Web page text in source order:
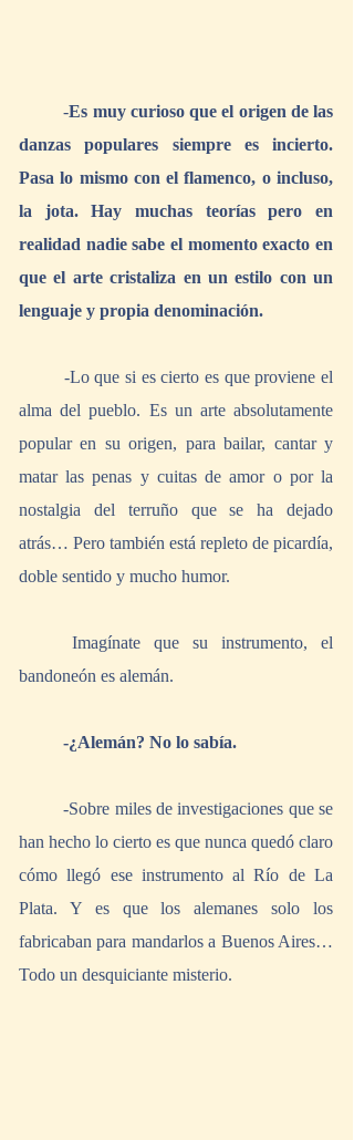
	-
Es muy curioso que el origen de las
danzas populares siempre es incierto.
Pasa lo mismo con el flamenco, o incluso,
la jota. Hay muchas teorías pero en
realidad nadie sabe el momento exacto en
que el arte cristaliza en un estilo con un
lenguaje y propia denominación.
alma del pueblo. Es un arte absolutamente
popular en su origen, para bailar, cantar y
matar las penas y cuitas de amor o por la
nostalgia del terruño que se ha dejado
atrás… Pero también está repleto de picardía,
doble sentido y mucho humor.
bandoneón es alemán.
-¿Alemán? No lo sabía.
	-Sobre miles de investigaciones que se
han hecho lo cierto es que nunca quedó claro
cómo llegó ese instrumento al Río de La
Plata. Y es que los alemanes solo los
fabricaban para mandarlos a Buenos Aires…
Todo un desquiciante misterio.